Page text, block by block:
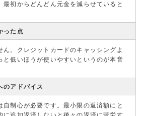
最初からどんどん元金を減らせていると
った点
ん。クレジットカードのキャッシングよ
と低いほうが使いやすいというのが本音
のアドバイス
自制心が必要です。最小限の返済額にと